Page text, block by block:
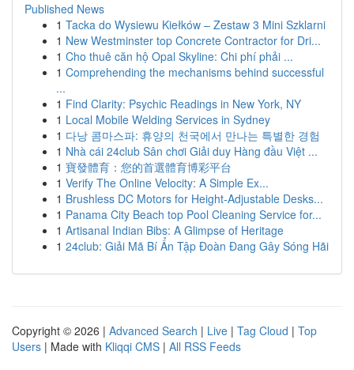
Published News
1 Tacka do Wysiewu Kiełków – Zestaw 3 Mini Szklarni
1 New Westminster top Concrete Contractor for Dri...
1 Cho thuê căn hộ Opal Skyline: Chi phí phải ...
1 Comprehending the mechanisms behind successful
...
1 Find Clarity: Psychic Readings in New York, NY
1 Local Mobile Welding Services in Sydney
1 다낭 콤마스파: 휴양의 천국에서 만나는 특별한 경험
1 Nhà cái 24club Sân chơi Giải duy Hàng đầu Việt ...
1 寶發體育：您的首選體育博彩平台
1 Verify The Online Velocity: A Simple Ex...
1 Brushless DC Motors for Height-Adjustable Desks...
1 Panama City Beach top Pool Cleaning Service for...
1 Artisanal Indian Bibs: A Glimpse of Heritage
1 24club: Giải Mã Bí Ẩn Tập Đoàn Đang Gây Sóng Hãi
Copyright © 2026 | Advanced Search | Live | Tag Cloud | Top
Users | Made with Kliqqi CMS | All RSS Feeds